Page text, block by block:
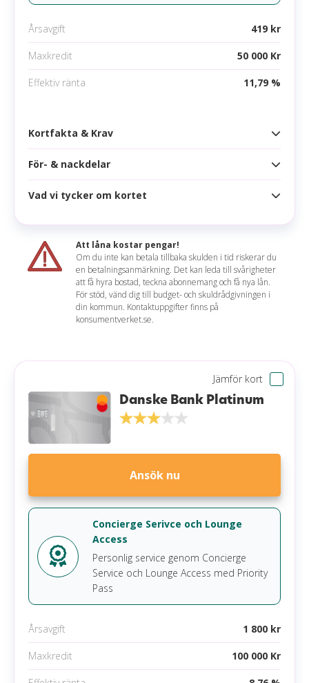
Inga betalningsanmärkningar
Mobila betalningsmetoder
Google pay
Årsavgift 419 kr
Maxkredit 50 000 Kr
Effektiv ränta 11,79 %
Kortfakta & Krav
Kortfakta
Årsavgift
Ränta
Effektiv ränta
11,79 %
Räntefritt
45 dagar
Korttyp
Aviavgift
Påminnelseavgift
Förseningsavgift
Gratis extrakort
Krav
Anställning
Inga betalningsanmärkningar
Mobila betalningsmetoder
Google pay
För- & nackdelar
Fördelar
Rabatt på hyrbil, transfer & drivmedel
ID-skydd och Web clean up
Allriskförsäkring
Rabatt på hotell
Ingen uttagsavgift
Nackdelar
419 per år (gratis om du har Danske Guld konto)
Ingen bonus
Valutapåslag på 1,75 %
Vad vi tycker om kortet
Håkan sammanfattar
Detta är ett helt okej kreditkort och sticker inte ur
särskilt mycket från andra kreditkort. Den enda
Att låna kostar pengar!
Om du inte kan betala tillbaka skulden i tid riskerar du
en betalningsanmärkning. Det kan leda till svårigheter
att få hyra bostad, teckna abonnemang och få nya lån.
För stöd, vänd dig till budget- och skuldrådgivningen i
din kommun. Kontaktuppgifter finns på
konsumentverket.se.
Jämför kort
Danske Bank Platinum
Ansök nu
Concierge Serivce och Lounge
Access
Personlig service genom Concierge
Service och Lounge Access med Priority
Pass
Årsavgift 1 800 kr
Maxkredit 100 000 Kr